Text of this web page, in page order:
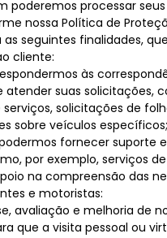
poderemos processar
nossa Política de
seguintes finalidades,
cliente:
às
atender suas solicitações,
serviços, solicitações de
sobre veículos específicos;
fornecer suporte
por exemplo, serviços
na compreensão das
e motoristas:
avaliação e melhoria de
que a visita pessoal ou